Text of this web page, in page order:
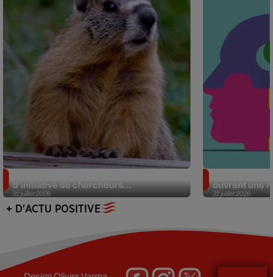
31 juillet 2026
d’initiative de chercheurs...
31 juillet 2026
ouvrent une
+ D'ACTU POSITIVE